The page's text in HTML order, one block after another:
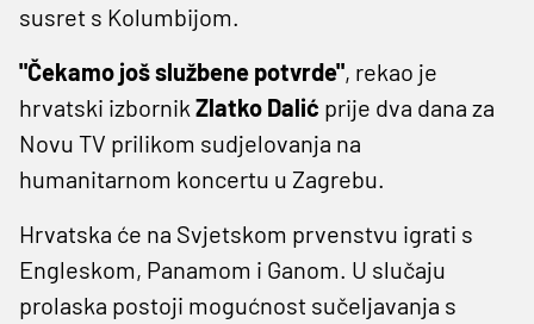
susret s Kolumbijom.
"Čekamo još službene potvrde", rekao je
hrvatski izbornik Zlatko Dalić prije dva dana za
Novu TV prilikom sudjelovanja na
humanitarnom koncertu u Zagrebu.
Hrvatska će na Svjetskom prvenstvu igrati s
Engleskom, Panamom i Ganom. U slučaju
prolaska postoji mogućnost sučeljavanja s